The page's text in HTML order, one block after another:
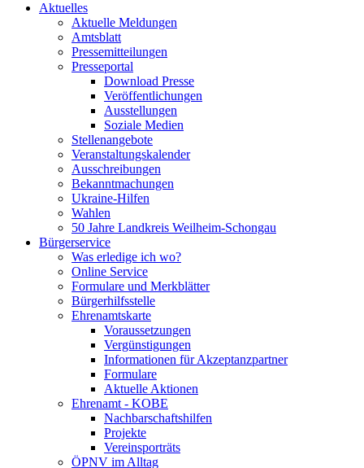
Aktuelles
Aktuelle Meldungen
Amtsblatt
Pressemitteilungen
Presseportal
Download Presse
Veröffentlichungen
Ausstellungen
Soziale Medien
Stellenangebote
Veranstaltungskalender
Ausschreibungen
Bekanntmachungen
Ukraine-Hilfen
Wahlen
50 Jahre Landkreis Weilheim-Schongau
Bürgerservice
Was erledige ich wo?
Online Service
Formulare und Merkblätter
Bürgerhilfsstelle
Ehrenamtskarte
Voraussetzungen
Vergünstigungen
Informationen für Akzeptanzpartner
Formulare
Aktuelle Aktionen
Ehrenamt - KOBE
Nachbarschaftshilfen
Projekte
Vereinsporträts
ÖPNV im Alltag